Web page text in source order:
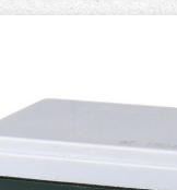
مبانی باتری
طول عمر باتری
بسته بندی و ایمنی
روش های شارژ